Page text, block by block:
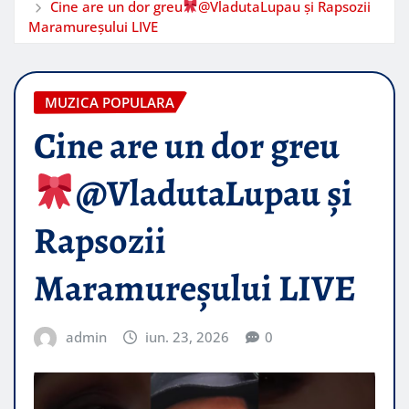
Cine are un dor greu
@VladutaLupau și Rapsozii
Maramureșului LIVE
MUZICA POPULARA
Cine are un dor greu
@VladutaLupau și
Rapsozii
Maramureșului LIVE
admin iun. 23, 2026 0